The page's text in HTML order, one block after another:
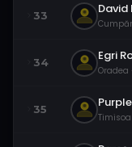
33 David
34 Egri
Oradea
35